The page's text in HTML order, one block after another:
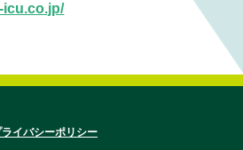
icu.co.jp/
ライバシーポリシー